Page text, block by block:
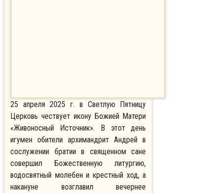
25 апреля 2025 г. в Светлую Пятницу
Церковь чествует икону Божией Матери
«Живоносный Источник». В этот день
игумен обители архимандрит Андрей в
сослужении братии в священном сане
совершил Божественную литургию,
водосвятный молебен и крестный ход, а
накануне возглавил вечернее